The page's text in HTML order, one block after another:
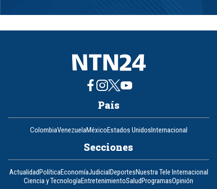
1
8
País
ColombiaVenezuelaMéxicoEstados UnidosInternacional
Secciones
ActualidadPolíticaEconomíaJudicialDeportesNuestra Tele Internacional
Ciencia y TecnologíaEntretenimientoSaludProgramasOpinión